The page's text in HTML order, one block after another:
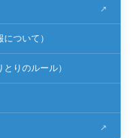
ついて）
りのルール）